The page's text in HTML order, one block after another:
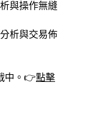
與操作無縫
析與交易佈
中。👉點擊